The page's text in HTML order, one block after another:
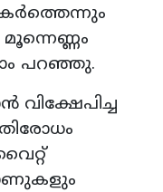
പറഞ്ഞു.
വിക്ഷേപിച്ച